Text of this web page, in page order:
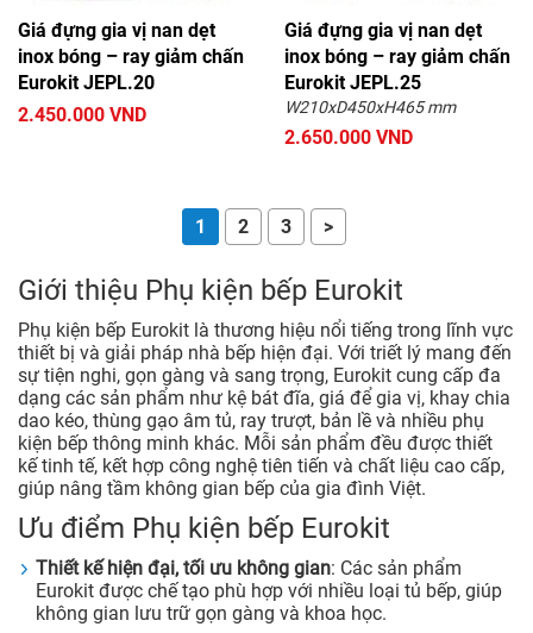
Giá đựng gia vị nan dẹt
inox bóng – ray giảm chấn
Eurokit JEPL.20
2.450.000 VND
Giá đựng gia vị nan dẹt
inox bóng – ray giảm chấn
Eurokit JEPL.25
W210xD450xH465 mm
2.650.000 VND
1 2 3 >
Giới thiệu Phụ kiện bếp Eurokit
Phụ kiện bếp Eurokit là thương hiệu nổi tiếng trong lĩnh vực
thiết bị và giải pháp nhà bếp hiện đại. Với triết lý mang đến
sự tiện nghi, gọn gàng và sang trọng, Eurokit cung cấp đa
dạng các sản phẩm như kệ bát đĩa, giá để gia vị, khay chia
dao kéo, thùng gạo âm tủ, ray trượt, bản lề và nhiều phụ
kiện bếp thông minh khác. Mỗi sản phẩm đều được thiết
kế tinh tế, kết hợp công nghệ tiên tiến và chất liệu cao cấp,
giúp nâng tầm không gian bếp của gia đình Việt.
Ưu điểm Phụ kiện bếp Eurokit
Thiết kế hiện đại, tối ưu không gian: Các sản phẩm
Eurokit được chế tạo phù hợp với nhiều loại tủ bếp, giúp
không gian lưu trữ gọn gàng và khoa học.